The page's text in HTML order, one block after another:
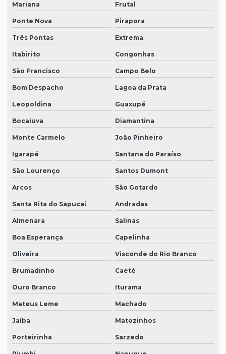
Mariana Frutal
Ponte Nova Pirapora
Três Pontas Extrema
Itabirito Congonhas
São Francisco Campo Belo
Bom Despacho Lagoa da Prata
Leopoldina Guaxupé
Bocaiuva Diamantina
Monte Carmelo João Pinheiro
Igarapé Santana do Paraíso
São Lourenço Santos Dumont
Arcos São Gotardo
Santa Rita do Sapucaí Andradas
Almenara Salinas
Boa Esperança Capelinha
Oliveira Visconde do Rio Branco
Brumadinho Caeté
Ouro Branco Iturama
Mateus Leme Machado
Jaíba Matozinhos
Porteirinha Sarzedo